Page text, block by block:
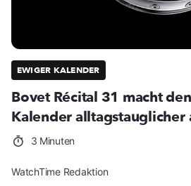
EWIGER KALENDER
Bovet Récital 31 macht
Kalender alltagstauglicher
3 Minuten
WatchTime Redaktion